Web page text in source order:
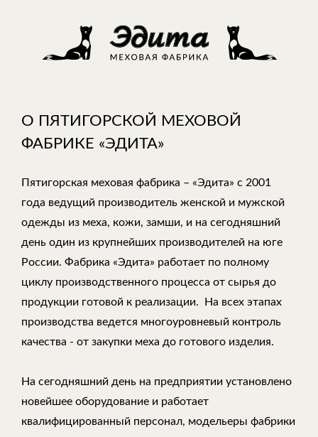
О ПЯТИГОРСКОЙ МЕХОВОЙ
ФАБРИКЕ «ЭДИТА»
Пятигорская меховая фабрика – «Эдита» с 2001
года ведущий производитель женской и мужской
одежды из меха, кожи, замши, и на сегодняшний
день один из крупнейших производителей на юге
России. Фабрика «Эдита» работает по полному
циклу производственного процесса от сырья до
продукции готовой к реализации. На всех этапах
производства ведется многоуровневый контроль
качества - от закупки меха до готового изделия.
На сегодняшний день на предприятии установлено
новейшее оборудование и работает
квалифицированный персонал, модельеры фабрики